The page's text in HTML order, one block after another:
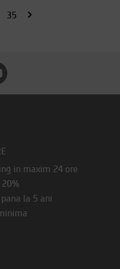
35
in maxim 24 ore
la 5 ani